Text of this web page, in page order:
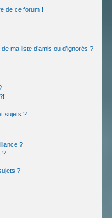
de ce forum !
ma liste d’amis ou d’ignorés ?
sujets ?
?
?
?